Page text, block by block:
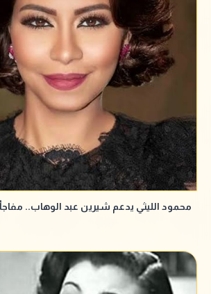
محمود الليثي يدعم شيرين عبد الوهاب..